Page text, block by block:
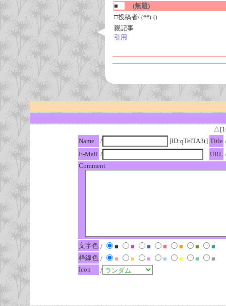
■
(無題)
□投稿者/ (##)-()
親記事
引用
Name
/ [ID:qTelTA3t] Title
E-Mail / URL
Comment
文字色 / ■ ■ ■ ■ ■ ■
■
枠線色 / ■ ■ ■ ■ ■ ■
■
Icon
/